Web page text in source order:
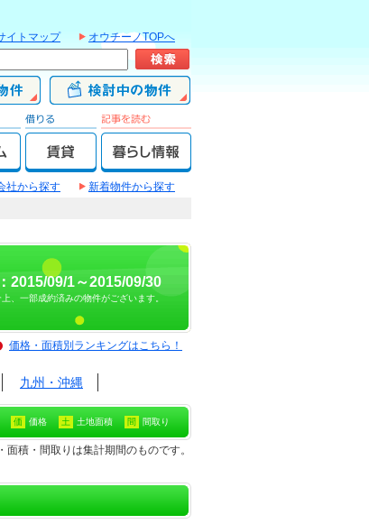
イトマップ オウチーノTOPへ
社から探す
新着物件から探す
2015/09/1～2015/09/30
、一部成約済みの物件がございます。
価格・面積別ランキングはこちら！
九州・沖縄
価 価格 土 土地面積 間 間取り
積・間取りは集計期間のものです。